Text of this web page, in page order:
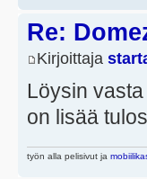
Re:
Kirjoittaja
Löysin
on lisää
työn alla pelisivut ja